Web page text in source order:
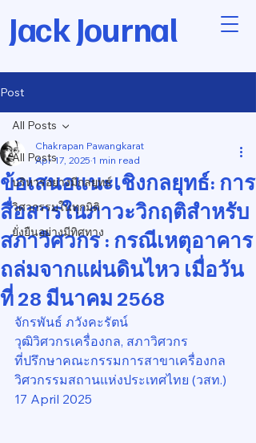
Jack Journal
Post
All Posts
บริหารอย่างมีกลยุทธ์
วิศวกรรมในทุกมิติ
ยั่งยืนอย่างมีทิศทาง
All Posts
ข้อเสนอแนะเชิงกลยุทธ์: การ
สื่อสารในภาวะวิกฤติสำหรับ
สภาวิศวกร : กรณีเหตุอาคาร
ถล่มจากแผ่นดินไหว เมื่อวัน
ที่ 28 มีนาคม 2568
Chakrapan Pawangkarat
Apr 17, 2025 1 min read
จักรพันธ์ ภวังคะรัตน์
วุฒิวิศวกรเครื่องกล, สภาวิศวกร
ที่ปรึกษาคณะกรรมการสาขาเครื่องกล
วิศวกรรมสถานแห่งประเทศไทย (วสท.)
17 April 2025